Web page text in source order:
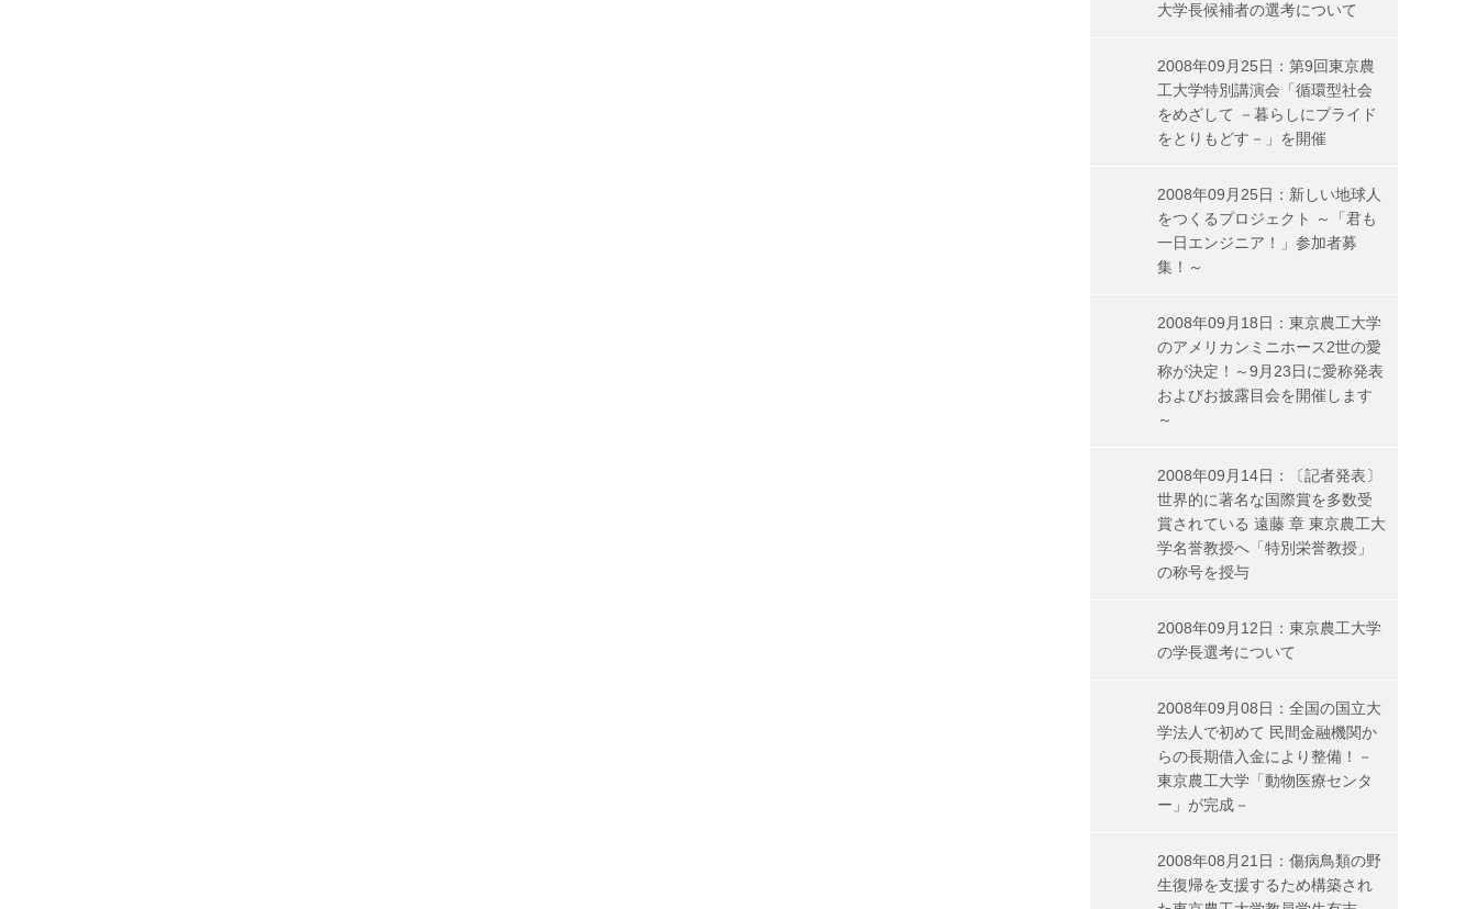
大学長候補者の選考について
2008年09月25日：第9回東京農
工大学特別講演会「循環型社会
をめざして －暮らしにプライド
をとりもどす－」を開催
2008年09月25日：新しい地球人
をつくるプロジェクト ～「君も
一日エンジニア！」参加者募
集！～
2008年09月18日：東京農工大学
のアメリカンミニホース2世の愛
称が決定！～9月23日に愛称発表
およびお披露目会を開催します
～
2008年09月14日：〔記者発表〕
世界的に著名な国際賞を多数受
賞されている 遠藤 章 東京農工大
学名誉教授へ「特別栄誉教授」
の称号を授与
2008年09月12日：東京農工大学
の学長選考について
2008年09月08日：全国の国立大
学法人で初めて 民間金融機関か
らの長期借入金により整備！－
東京農工大学「動物医療センタ
ー」が完成－
2008年08月21日：傷病鳥類の野
生復帰を支援するため構築され